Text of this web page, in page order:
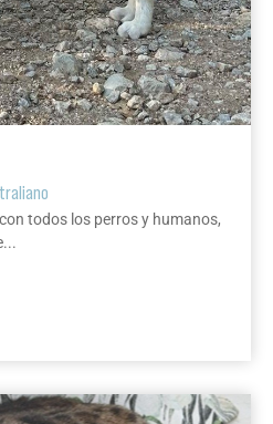
todos los perros y humanos,